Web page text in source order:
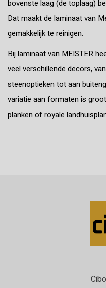
bovenste laag (de toplaag)
Dat maakt de laminaat van
gemakkelijk te reinigen.
Bij laminaat van MEISTER
veel verschillende decors,
steenoptieken tot aan
variatie aan formaten is
planken of royale